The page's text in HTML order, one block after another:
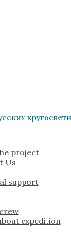
project
Us
support
expedition